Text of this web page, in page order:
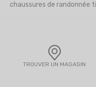
chaussures de randonnée
TROUVER UN MAGASIN